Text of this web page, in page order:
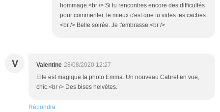
hommage.<br /> Si tu rencontres encore des difficultés
pour commenter, le mieux c'est que tu vides tes caches.
<br /> Belle soirée. Je t'embrasse.<br />
V Valentine 28/08/2020 12:27
Elle est magique ta photo Emma. Un nouveau Cabrel en vue,
chic.<br /> Des bises helvètes.
Répondre